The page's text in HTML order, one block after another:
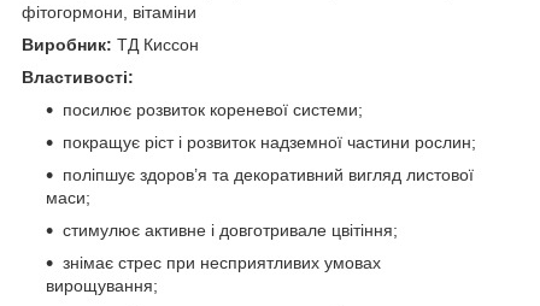
фітогормони, вітаміни
Виробник: ТД Киссон
Властивості:
посилює розвиток кореневої системи;
покращує ріст і розвиток надземної частини рослин;
поліпшує здоров’я та декоративний вигляд листової
маси;
стимулює активне і довготривале цвітіння;
знімає стрес при несприятливих умовах
вирощування;